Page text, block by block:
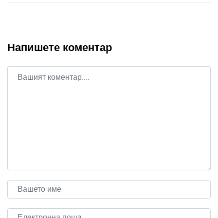
Напишете коментар